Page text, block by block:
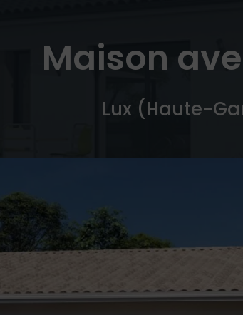
Maison
Lux (Haute-